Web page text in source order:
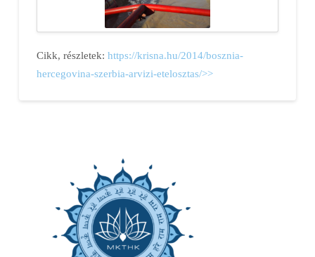
Cikk, részletek: https://krisna.hu/2014/bosznia-
hercegovina-szerbia-arvizi-etelosztas/>>